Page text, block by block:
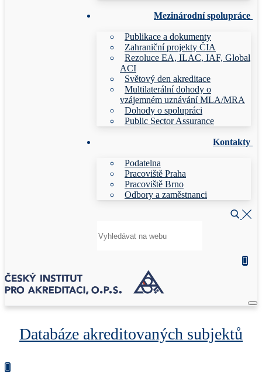
Mezinárodní spolupráce
Publikace a dokumenty
Zahraniční projekty ČIA
Rezoluce EA, ILAC, IAF, Global
ACI
Světový den akreditace
Multilaterální dohody o
vzájemném uznávání MLA/MRA
Dohody o spolupráci
Public Sector Assurance
Kontakty
Podatelna
Pracoviště Praha
Pracoviště Brno
Odbory a zaměstnanci
Databáze akreditovaných subjektů